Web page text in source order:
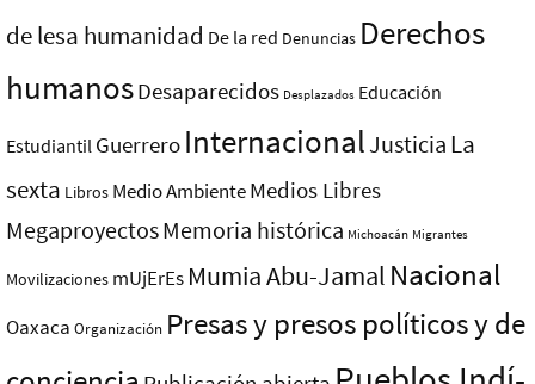
de lesa humanidad De la red Denuncias Derechos
humanosDesaparecidos Desplazados Educación
Estudiantil Guerrero InternacionalJusticia La
sexta Libros Medio AmbienteMedios Libres
MegaproyectosMemoria histórica Michoacán Migrantes
Movilizaciones mUjErEs Mumia Abu-Jamal Nacional
Oaxaca Organización Presas y presos polí­ticos y de